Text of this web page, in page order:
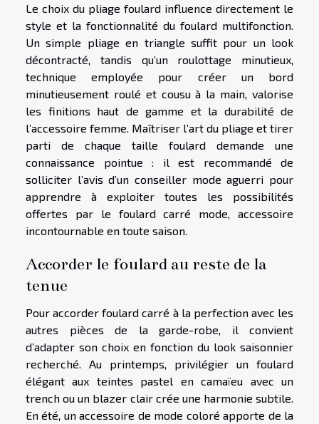
Le choix du pliage foulard influence directement le
style et la fonctionnalité du foulard multifonction.
Un simple pliage en triangle suffit pour un look
décontracté, tandis qu’un roulottage minutieux,
technique employée pour créer un bord
minutieusement roulé et cousu à la main, valorise
les finitions haut de gamme et la durabilité de
l’accessoire femme. Maîtriser l’art du pliage et tirer
parti de chaque taille foulard demande une
connaissance pointue : il est recommandé de
solliciter l’avis d’un conseiller mode aguerri pour
apprendre à exploiter toutes les possibilités
offertes par le foulard carré mode, accessoire
incontournable en toute saison.
Accorder le foulard au reste de la
tenue
Pour accorder foulard carré à la perfection avec les
autres pièces de la garde-robe, il convient
d’adapter son choix en fonction du look saisonnier
recherché. Au printemps, privilégier un foulard
élégant aux teintes pastel en camaïeu avec un
trench ou un blazer clair crée une harmonie subtile.
En été, un accessoire de mode coloré apporte de la